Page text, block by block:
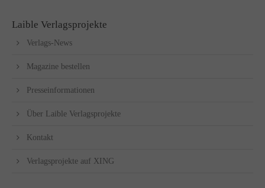
Laible Verlagsprojekte
Verlags-News
Magazine bestellen
Presseinformationen
Über Laible Verlagsprojekte
Kontakt
Verlagsprojekte auf XING